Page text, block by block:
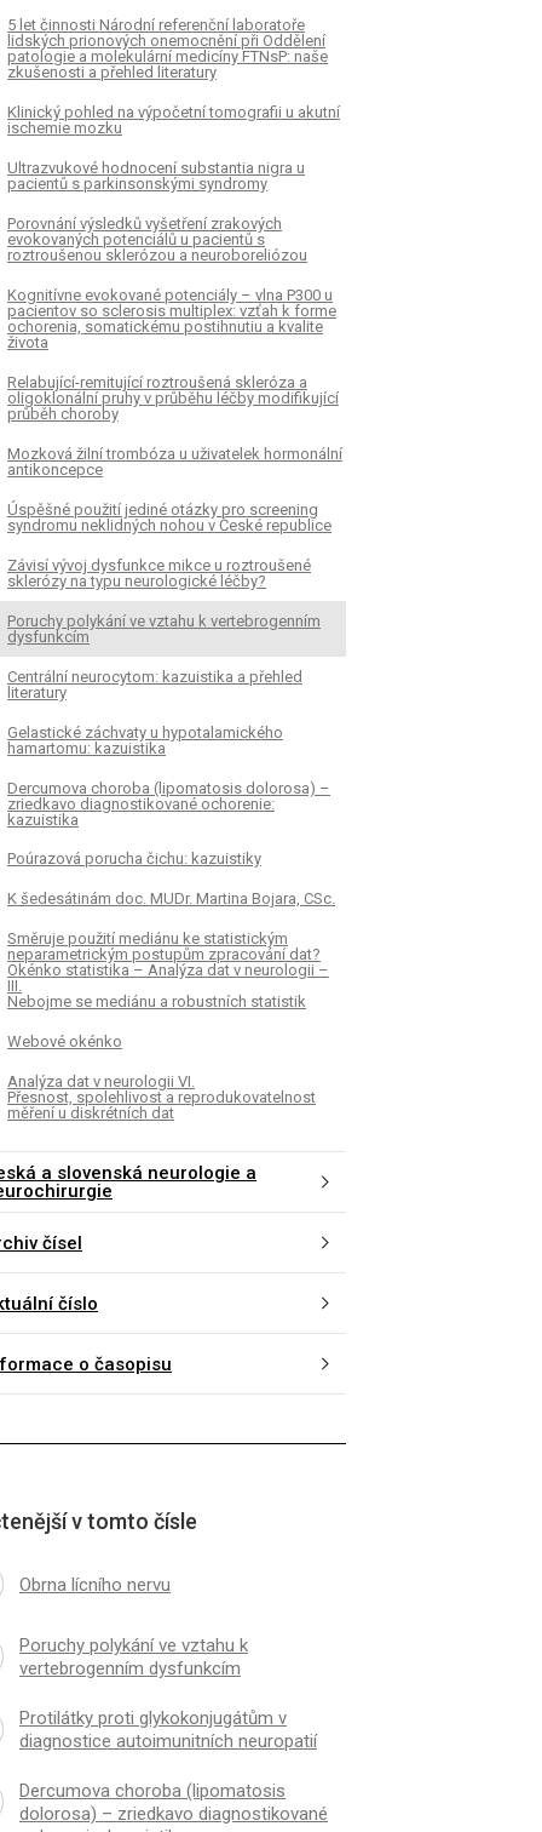
5 let činnosti Národní referenční laboratoře
lidských prionových onemocnění při Oddělení
patologie a molekulární medicíny FTNsP: naše
zkušenosti a přehled literatury
Klinický pohled na výpočetní tomografii u akutní
ischemie mozku
Ultrazvukové hodnocení substantia nigra u
pacientů s parkinsonskými syndromy
Porovnání výsledků vyšetření zrakových
evokovaných potenciálů u pacientů s
roztroušenou sklerózou a neuroboreliózou
Kognitívne evokované potenciály – vlna P300 u
pacientov so sclerosis multiplex: vzťah k forme
ochorenia, somatickému postihnutiu a kvalite
života
Relabující-remitující roztroušená skleróza a
oligoklonální pruhy v průběhu léčby modifikující
průběh choroby
Mozková žilní trombóza u uživatelek hormonální
antikoncepce
Úspěšné použití jediné otázky pro screening
syndromu neklidných nohou v České republice
Závisí vývoj dysfunkce mikce u roztroušené
sklerózy na typu neurologické léčby?
Poruchy polykání ve vztahu k vertebrogenním
dysfunkcím
Centrální neurocytom: kazuistika a přehled
literatury
Gelastické záchvaty u hypotalamického
hamartomu: kazuistika
Dercumova choroba (lipomatosis dolorosa) –
zriedkavo diagnostikované ochorenie:
kazuistika
Poúrazová porucha čichu: kazuistiky
K šedesátinám doc. MUDr. Martina Bojara, CSc.
Směruje použití mediánu ke statistickým
neparametrickým postupům zpracování dat?
Okénko statistika – Analýza dat v neurologii –
III.
Nebojme se mediánu a robustních statistik
Webové okénko
Analýza dat v neurologii VI.
Přesnost, spolehlivost a reprodukovatelnost
měření u diskrétních dat
a slovenská neurologie a
čísel
číslo
o časopisu
v tomto čísle
Obrna lícního nervu
Poruchy polykání ve vztahu k
vertebrogenním dysfunkcím
Protilátky proti glykokonjugátům v
diagnostice autoimunitních neuropatií
Dercumova choroba (lipomatosis
dolorosa) – zriedkavo diagnostikované